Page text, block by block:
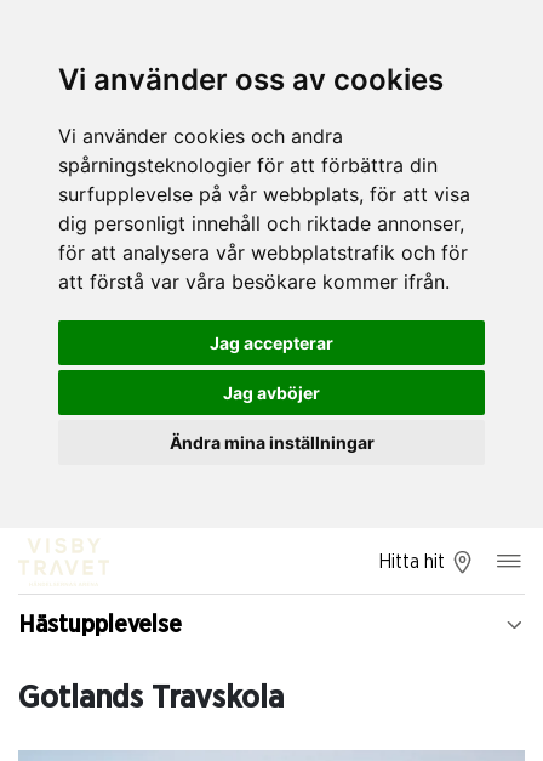
Vi använder oss av cookies
Vi använder cookies och andra
spårningsteknologier för att förbättra din
surfupplevelse på vår webbplats, för att visa
dig personligt innehåll och riktade annonser,
för att analysera vår webbplatstrafik och för
att förstå var våra besökare kommer ifrån.
Jag accepterar
Jag avböjer
Ändra mina inställningar
Hitta hit
Hästupplevelse
Gotlands Travskola